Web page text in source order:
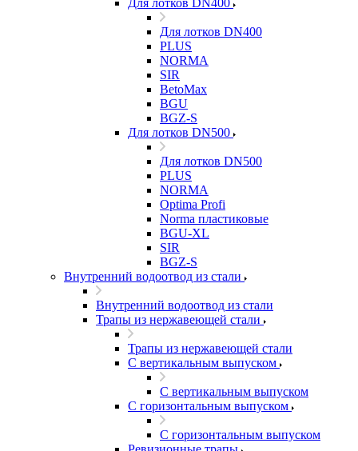
Для лотков DN400
Для лотков DN400
PLUS
NORMA
SIR
BetoMax
BGU
BGZ-S
Для лотков DN500
Для лотков DN500
PLUS
NORMA
Optima Profi
Norma пластиковые
BGU-XL
SIR
BGZ-S
Внутренний водоотвод из стали
Внутренний водоотвод из стали
Трапы из нержавеющей стали
Трапы из нержавеющей стали
С вертикальным выпуском
С вертикальным выпуском
С горизонтальным выпуском
С горизонтальным выпуском